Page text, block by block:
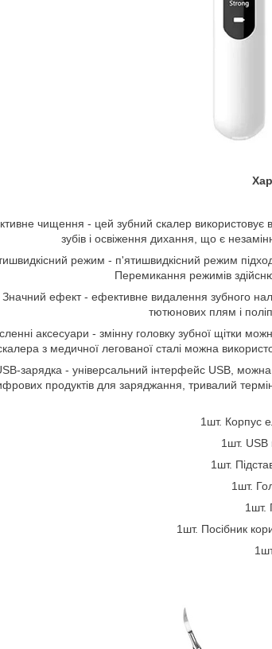
чищення - цей зубний скалер використовує
зубів і освіження дихання, що є
режим - п'ятишвидкісний режим
Перемикання режимів
ефект - ефективне видалення зубного
тютюнових плям і
аксесуари - змінну головку зубної щітки
з медичної легованої сталі можна
зарядка - універсальний інтерфейс USB,
продуктів для заряджання, тривалий
1шт. Корпус
1шт. USB
1шт.
1шт.
1шт.
1шт. Посібник